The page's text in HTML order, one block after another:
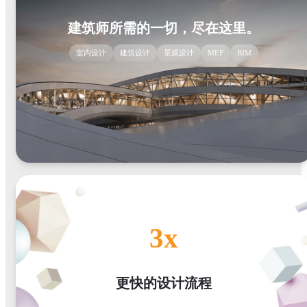
建筑师所需的一切，尽在这里。
室内设计 建筑设计 景观设计 MEP BIM
3x
更快的设计流程